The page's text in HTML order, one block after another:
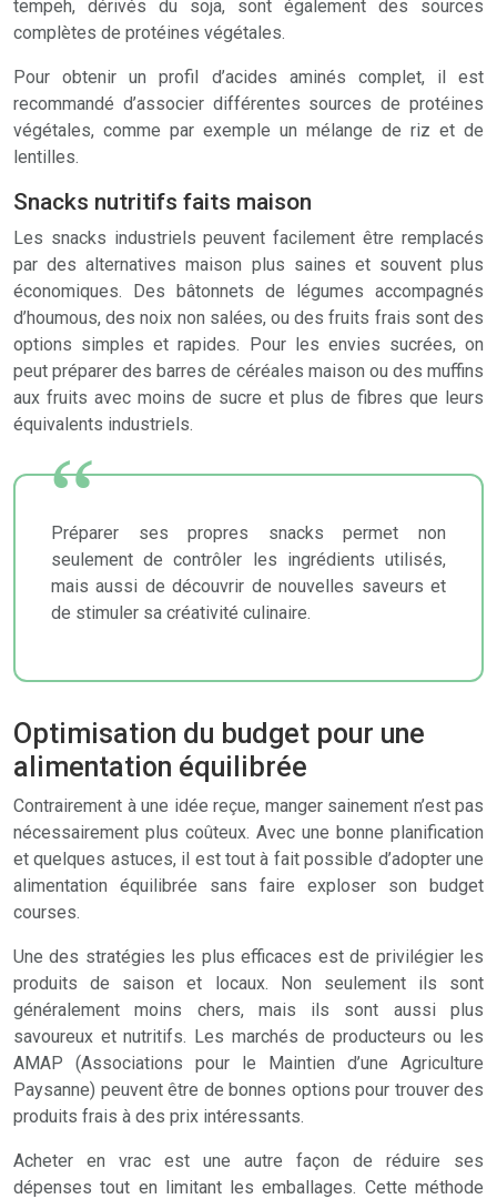
tempeh, dérivés du soja, sont également des sources
complètes de protéines végétales.
Pour obtenir un profil d’acides aminés complet, il est
recommandé d’associer différentes sources de protéines
végétales, comme par exemple un mélange de riz et de
lentilles.
Snacks nutritifs faits maison
Les snacks industriels peuvent facilement être remplacés
par des alternatives maison plus saines et souvent plus
économiques. Des bâtonnets de légumes accompagnés
d’houmous, des noix non salées, ou des fruits frais sont des
options simples et rapides. Pour les envies sucrées, on
peut préparer des barres de céréales maison ou des muffins
aux fruits avec moins de sucre et plus de fibres que leurs
équivalents industriels.
Préparer ses propres snacks permet non
seulement de contrôler les ingrédients utilisés,
mais aussi de découvrir de nouvelles saveurs et
de stimuler sa créativité culinaire.
Optimisation du budget pour une
alimentation équilibrée
Contrairement à une idée reçue, manger sainement n’est pas
nécessairement plus coûteux. Avec une bonne planification
et quelques astuces, il est tout à fait possible d’adopter une
alimentation équilibrée sans faire exploser son budget
courses.
Une des stratégies les plus efficaces est de privilégier les
produits de saison et locaux. Non seulement ils sont
généralement moins chers, mais ils sont aussi plus
savoureux et nutritifs. Les marchés de producteurs ou les
AMAP (Associations pour le Maintien d’une Agriculture
Paysanne) peuvent être de bonnes options pour trouver des
produits frais à des prix intéressants.
Acheter en vrac est une autre façon de réduire ses
dépenses tout en limitant les emballages. Cette méthode